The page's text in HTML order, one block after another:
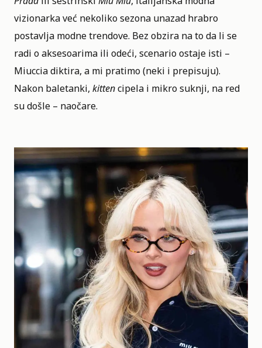
vizionarka već nekoliko sezona unazad hrabro
postavlja modne trendove. Bez obzira na to da li se
radi o aksesoarima ili odeći, scenario ostaje isti –
Miuccia diktira, a mi pratimo (neki i prepisuju).
Nakon baletanki, kittencipela i mikro suknji, na red
su došle – naočare.